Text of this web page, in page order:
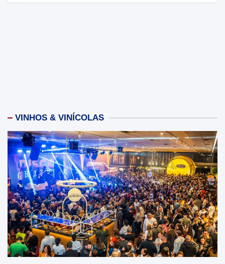
VINHOS & VINÍCOLAS